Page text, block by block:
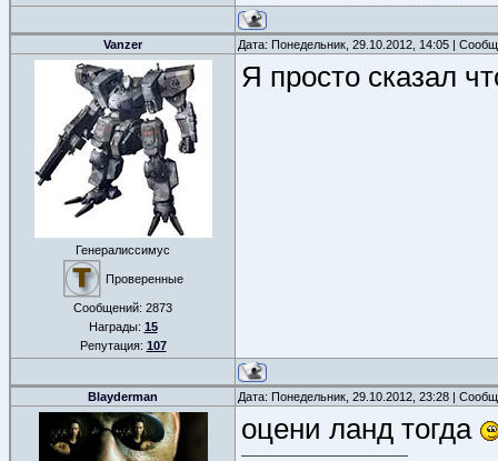
Vanzer Дата: Понедельник, 29.10.2012, 14:05 |
Генералиссимус
Проверенные
Сообщений: 2873
Награды: 15
Репутация: 107
Я просто сказал
Blayderman Дата: Понедельник, 29.10.2012, 23:28 |
оцени ланд тогда